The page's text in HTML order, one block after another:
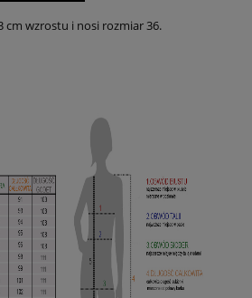
cm wzrostu i nosi rozmiar 36.